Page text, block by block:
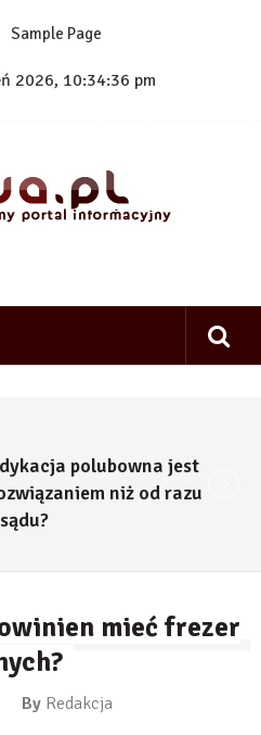
Sample Page
2026, 10:34:36 pm
polubowna jest
niż od razu
mieć frezer
By Redakcja